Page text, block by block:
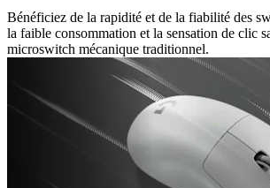
Bénéficiez de la rapidité et de la fiabilité des
la faible consommation et la sensation de clic
microswitch mécanique traditionnel.